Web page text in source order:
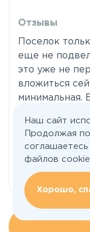
Отзывы
Поселок
еще не
это уже не
вложиться
минимальная.
подкопить
местность
магазинами,
Наш сайт
Продолжая
файлов
Хорошо,